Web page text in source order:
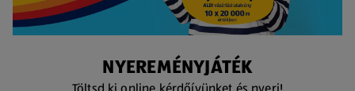
NYEREMÉNYJÁTÉK